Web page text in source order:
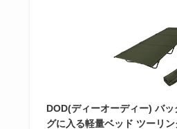
DOD(ディーオーディー) バ
グに入る軽量ベッド ツーリ